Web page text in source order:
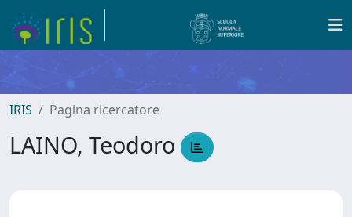
IRIS Pagina ricercatore
LAINO, Teodoro